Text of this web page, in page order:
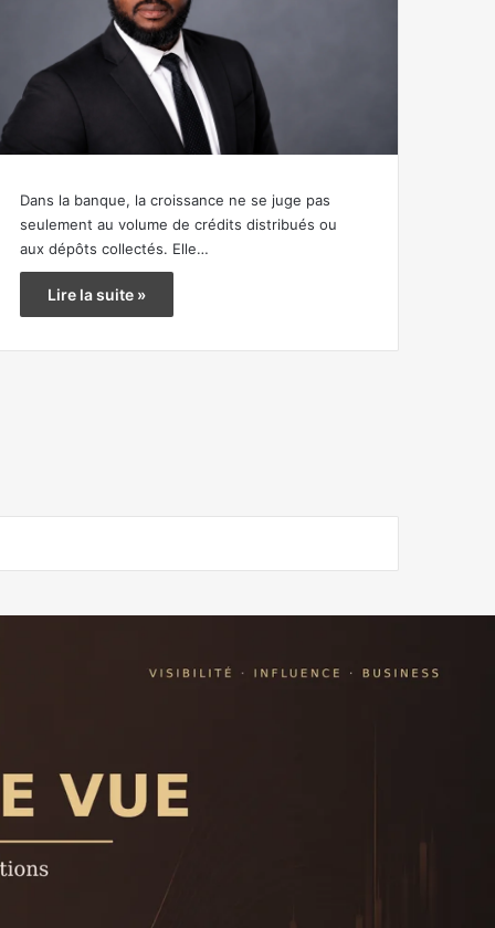
Dans la banque, la croissance ne se juge pas
seulement au volume de crédits distribués ou
aux dépôts collectés. Elle…
Lire la suite »